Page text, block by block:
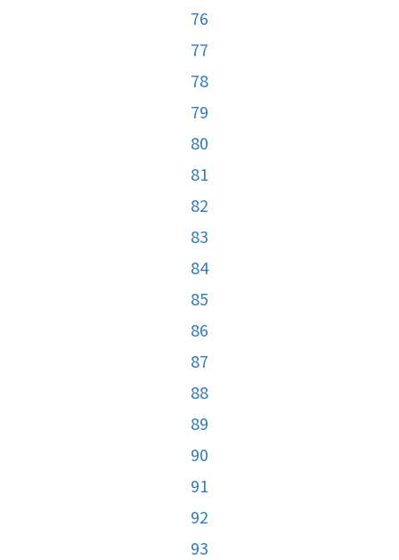
76
77
78
79
80
81
82
83
84
85
86
87
88
89
90
91
92
93